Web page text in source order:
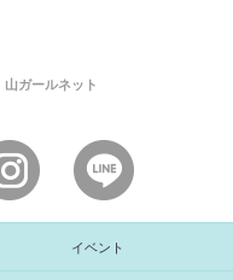
山ガールネット
イベント